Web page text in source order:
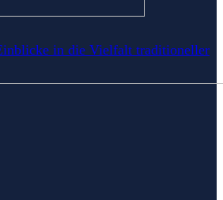
in die Vielfalt traditioneller